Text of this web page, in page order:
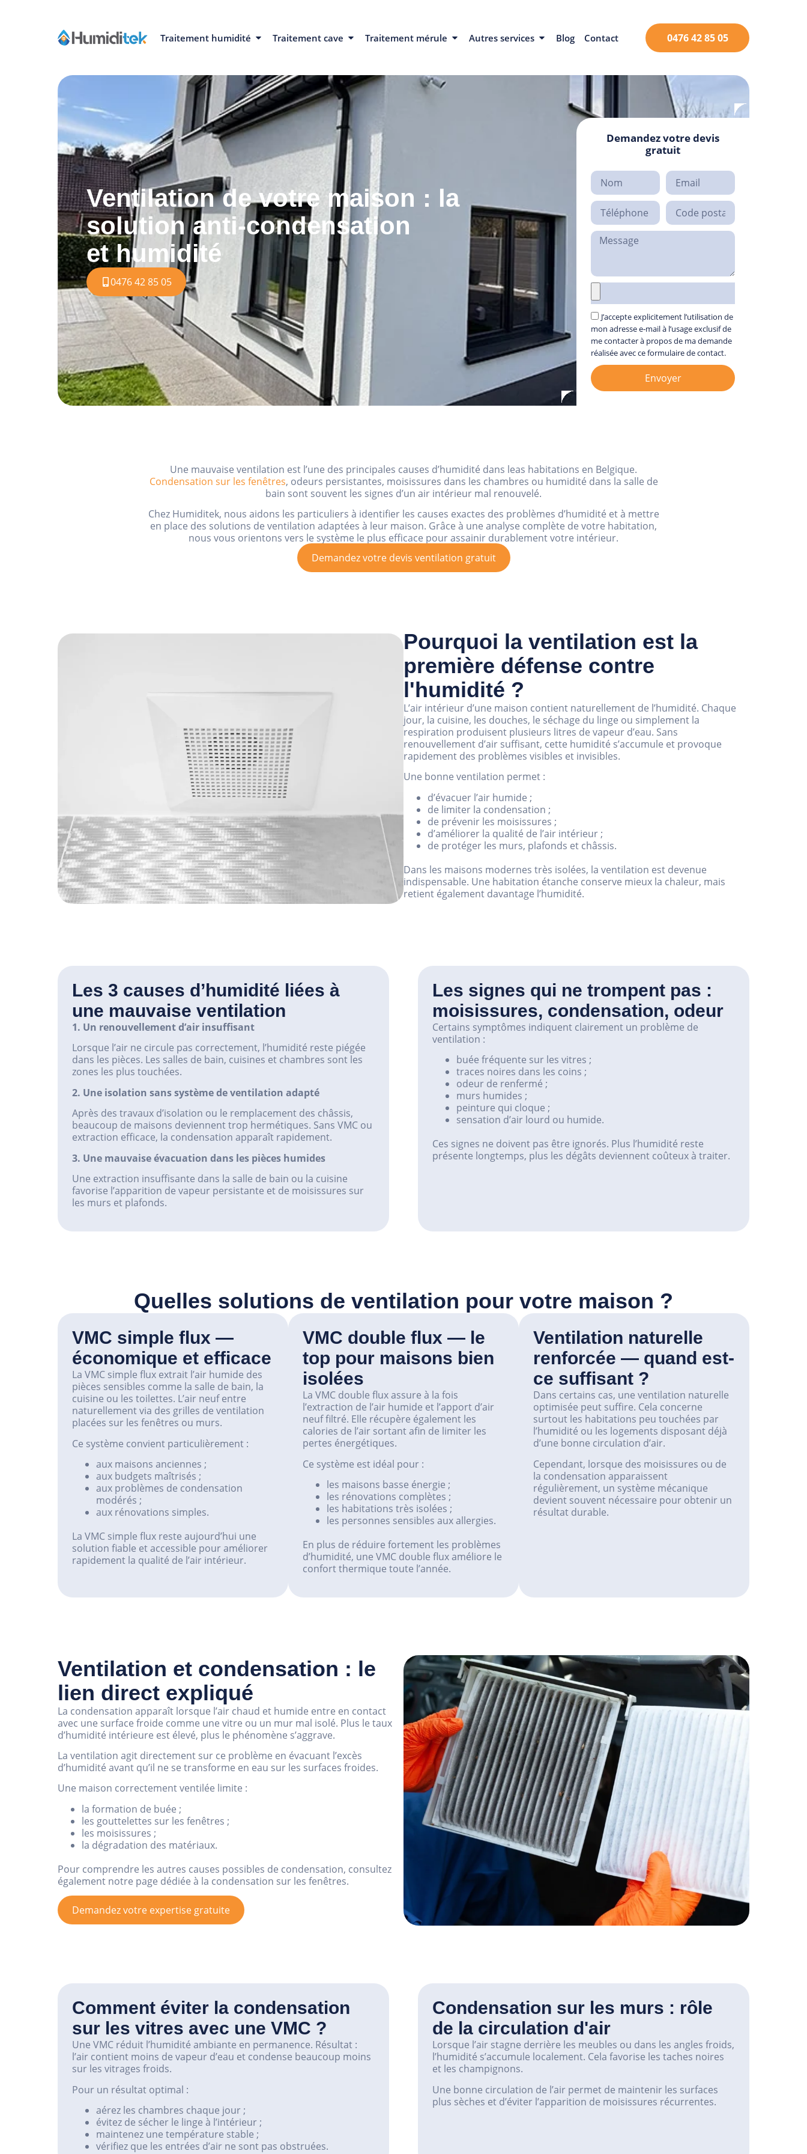
Traitement humidité Traitement cave Traitement mérule Autres services Blog Contact 0476 42 85 05
Ventilation de votre maison : la
solution anti-condensation
et humidité
0476 42 85 05
Demandez votre devis
gratuit
J’accepte explicitement l’utilisation de
mon adresse e‑mail à l’usage exclusif de
me contacter à propos de ma demande
réalisée avec ce formulaire de contact.
Envoyer
Une mauvaise ventilation est l’une des principales causes d’humidité dans leas habitations en Belgique.
Condensation sur les fenêtres, odeurs persistantes, moisissures dans les chambres ou humidité dans la salle de
bain sont souvent les signes d’un air intérieur mal renouvelé.
Chez Humiditek, nous aidons les particuliers à identifier les causes exactes des problèmes d’humidité et à mettre
en place des solutions de ventilation adaptées à leur maison. Grâce à une analyse complète de votre habitation,
nous vous orientons vers le système le plus efficace pour assainir durablement votre intérieur.
Demandez votre devis ventilation gratuit
Pourquoi la ventilation est la
première défense contre
l'humidité ?
L’air intérieur d’une maison contient naturellement de l’humidité. Chaque
jour, la cuisine, les douches, le séchage du linge ou simplement la
respiration produisent plusieurs litres de vapeur d’eau. Sans
renouvellement d’air suffisant, cette humidité s’accumule et provoque
rapidement des problèmes visibles et invisibles.
Une bonne ventilation permet :
d’évacuer l’air humide ;
de limiter la condensation ;
de prévenir les moisissures ;
d’améliorer la qualité de l’air intérieur ;
de protéger les murs, plafonds et châssis.
Dans les maisons modernes très isolées, la ventilation est devenue
indispensable. Une habitation étanche conserve mieux la chaleur, mais
retient également davantage l’humidité.
Les 3 causes d’humidité liées à
une mauvaise ventilation
1. Un renouvellement d’air insuffisant
Lorsque l’air ne circule pas correctement, l’humidité reste piégée
dans les pièces. Les salles de bain, cuisines et chambres sont les
zones les plus touchées.
2. Une isolation sans système de ventilation adapté
Après des travaux d’isolation ou le remplacement des châssis,
beaucoup de maisons deviennent trop hermétiques. Sans VMC ou
extraction efficace, la condensation apparaît rapidement.
3. Une mauvaise évacuation dans les pièces humides
Une extraction insuffisante dans la salle de bain ou la cuisine
favorise l’apparition de vapeur persistante et de moisissures sur
les murs et plafonds.
Les signes qui ne trompent pas :
moisissures, condensation, odeur
Certains symptômes indiquent clairement un problème de
ventilation :
buée fréquente sur les vitres ;
traces noires dans les coins ;
odeur de renfermé ;
murs humides ;
peinture qui cloque ;
sensation d’air lourd ou humide.
Ces signes ne doivent pas être ignorés. Plus l’humidité reste
présente longtemps, plus les dégâts deviennent coûteux à traiter.
Quelles solutions de ventilation pour votre maison ?
VMC simple flux —
économique et efficace
La VMC simple flux extrait l’air humide des
pièces sensibles comme la salle de bain, la
cuisine ou les toilettes. L’air neuf entre
naturellement via des grilles de ventilation
placées sur les fenêtres ou murs.
Ce système convient particulièrement :
aux maisons anciennes ;
aux budgets maîtrisés ;
aux problèmes de condensation
modérés ;
aux rénovations simples.
La VMC simple flux reste aujourd’hui une
solution fiable et accessible pour améliorer
rapidement la qualité de l’air intérieur.
VMC double flux — le
top pour maisons bien
isolées
La VMC double flux assure à la fois
l’extraction de l’air humide et l’apport d’air
neuf filtré. Elle récupère également les
calories de l’air sortant afin de limiter les
pertes énergétiques.
Ce système est idéal pour :
les maisons basse énergie ;
les rénovations complètes ;
les habitations très isolées ;
les personnes sensibles aux allergies.
En plus de réduire fortement les problèmes
d’humidité, une VMC double flux améliore le
confort thermique toute l’année.
Ventilation naturelle
renforcée — quand est-
ce suffisant ?
Dans certains cas, une ventilation naturelle
optimisée peut suffire. Cela concerne
surtout les habitations peu touchées par
l’humidité ou les logements disposant déjà
d’une bonne circulation d’air.
Cependant, lorsque des moisissures ou de
la condensation apparaissent
régulièrement, un système mécanique
devient souvent nécessaire pour obtenir un
résultat durable.
Ventilation et condensation : le
lien direct expliqué
La condensation apparaît lorsque l’air chaud et humide entre en contact
avec une surface froide comme une vitre ou un mur mal isolé. Plus le taux
d’humidité intérieure est élevé, plus le phénomène s’aggrave.
La ventilation agit directement sur ce problème en évacuant l’excès
d’humidité avant qu’il ne se transforme en eau sur les surfaces froides.
Une maison correctement ventilée limite :
la formation de buée ;
les gouttelettes sur les fenêtres ;
les moisissures ;
la dégradation des matériaux.
Pour comprendre les autres causes possibles de condensation, consultez
également notre page dédiée à la condensation sur les fenêtres.
Demandez votre expertise gratuite
Comment éviter la condensation
sur les vitres avec une VMC ?
Une VMC réduit l’humidité ambiante en permanence. Résultat :
l’air contient moins de vapeur d’eau et condense beaucoup moins
sur les vitrages froids.
Pour un résultat optimal :
aérez les chambres chaque jour ;
évitez de sécher le linge à l’intérieur ;
maintenez une température stable ;
vérifiez que les entrées d’air ne sont pas obstruées.
Condensation sur les murs : rôle
de la circulation d'air
Lorsque l’air stagne derrière les meubles ou dans les angles froids,
l’humidité s’accumule localement. Cela favorise les taches noires
et les champignons.
Une bonne circulation de l’air permet de maintenir les surfaces
plus sèches et d’éviter l’apparition de moisissures récurrentes.